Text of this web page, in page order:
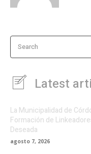
Search
Latest
La Municipalidad de
Formación de
Deseada
agosto 7, 2026